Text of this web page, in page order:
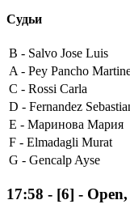
Судьи
B - Salvo Jose Luis
A - Pey Pancho
C - Rossi Carla
D - Fernandez
E - Маринова Мария
F - Elmadagli Murat
G - Gencalp Ayse
17:58 - [6] -